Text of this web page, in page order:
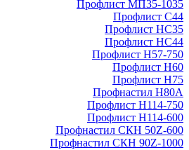
Профлист МП35-1035
Профлист С44
Профлист НС35
Профлист НС44
Профлист Н57-750
Профлист Н60
Профлист Н75
Профнастил Н80А
Профлист Н114-750
Профлист Н114-600
Профнастил СКН 50Z-600
Профнастил СКН 90Z-1000